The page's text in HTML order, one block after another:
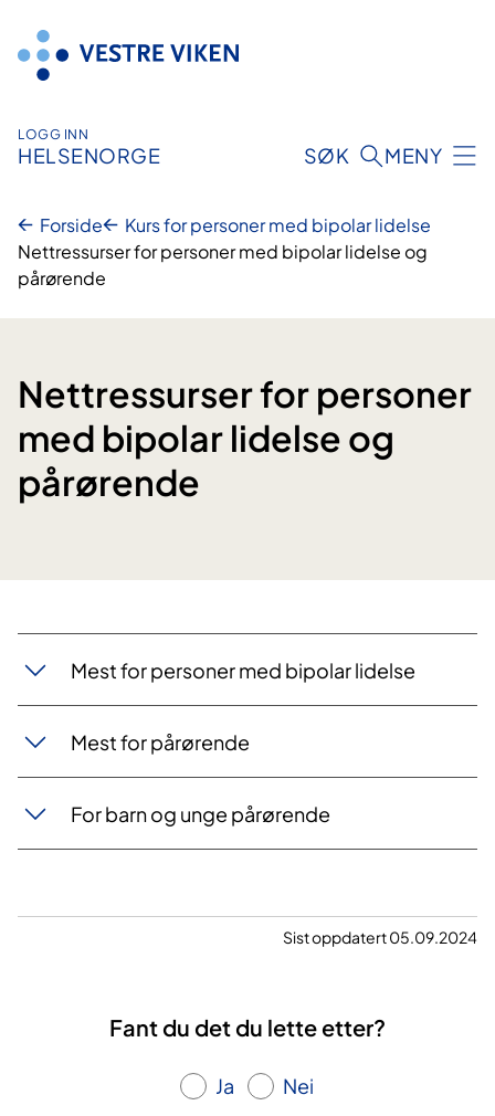
innhold
LOGG INN
HELSENORGE SØK MENY
Forside
Kurs for personer med bipolar lidelse
Nettressurser for personer med bipolar lidelse og
pårørende
Nettressurser for personer
med bipolar lidelse og
pårørende
Mest for personer med bipolar lidelse
Mest for pårørende
For barn og unge pårørende
Sist oppdatert 05.09.2024
Fant du det du lette etter?
Ja Nei